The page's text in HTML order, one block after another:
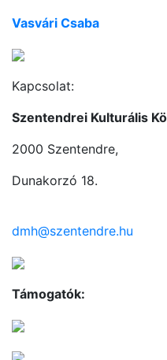
Vasvári Csaba
Kapcsolat:
Szentendrei Kulturális
2000 Szentendre,
Dunakorzó 18.
dmh@szentendre.hu
Támogatók: